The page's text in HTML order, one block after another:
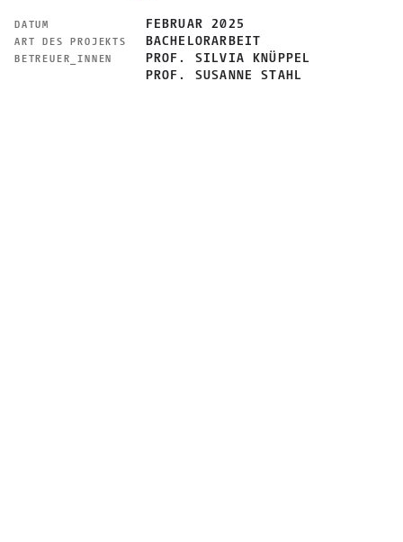
DATUM FEBRUAR 2025
ART DES PROJEKTS BACHELORARBEIT
BETREUER_INNEN
PROF. SILVIA KNÜPPEL
PROF. SUSANNE STAHL